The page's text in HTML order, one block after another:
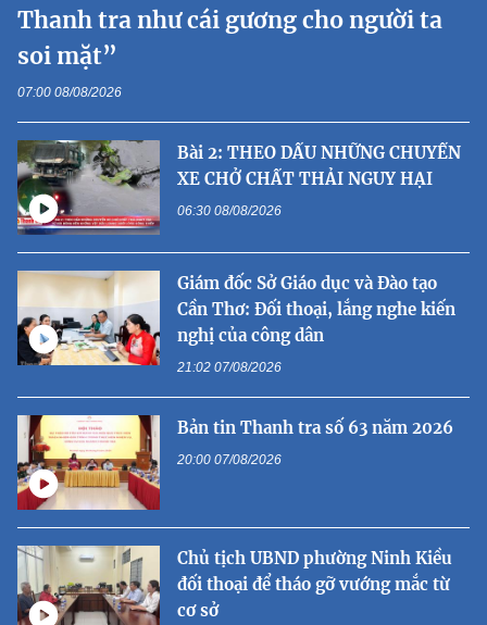
Thanh tra như cái gương cho người ta
soi mặt”
07:00 08/08/2026
Bài 2: THEO DẤU NHỮNG CHUYẾN
XE CHỞ CHẤT THẢI NGUY HẠI
06:30 08/08/2026
Giám đốc Sở Giáo dục và Đào tạo
Cần Thơ: Đối thoại, lắng nghe kiến
nghị của công dân
21:02 07/08/2026
Bản tin Thanh tra số 63 năm 2026
20:00 07/08/2026
Chủ tịch UBND phường Ninh Kiều
đối thoại để tháo gỡ vướng mắc từ
cơ sở